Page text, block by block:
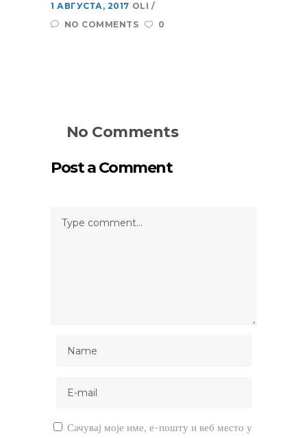
1 АВГУСТА, 2017 OLI
NO COMMENTS
0
No Comments
Post a Comment
Сачувај моје име, е-пошту и веб место у